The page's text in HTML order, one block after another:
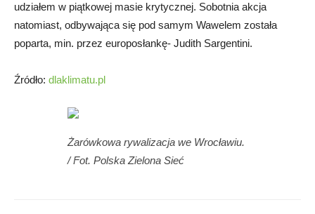
udziałem w piątkowej masie krytycznej. Sobotnia akcja
natomiast, odbywająca się pod samym Wawelem została
poparta, min. przez europosłankę- Judith Sargentini.
Źródło: dlaklimatu.pl
Żarówkowa rywalizacja we Wrocławiu.
/ Fot. Polska Zielona Sieć